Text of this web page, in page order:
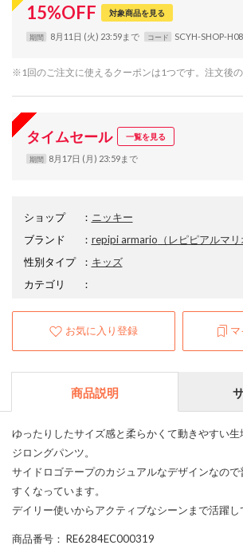
15%OFF 対象商品を見る
期間 8月11日 (火) 23:59まで コード SCYH-SHOP-
※1回のご注文に使えるクーポンは1つです。注文後の
タイムセール 一覧を見る
期間 8月17日 (月) 23:59まで
ショップ ： ニッキー
ブランド
： repipi armario （レピピアルマリ
性別タイプ
： キッズ
カテゴリ
：
お気に入り登録
商品説明
ゆったりしたサイズ感と柔らかくて動きやすい
ジロングパンツ。
サイドロゴテープのカジュアルなデザインなの
すくなっています。
デイリー使いからアクティブなシーンまで活躍し
商品番号 ： RE6284EC000319